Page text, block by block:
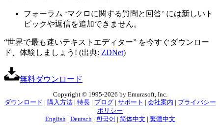
フォーラム ‘マクロに関する質問と回答’ には新しいト
ピックや返信を追加できません。
“世界で最も速いテキストエディター” を今すぐダウンロー
ド、体験しましょう! (出典: ZDNet)
無料ダウンロード
Copyright © 1995-2026 by Emurasoft, Inc.
ダウンロード
購入方法| 特長| ブログ| サポート 会社案内
プライバシー
ポリシー
English| Deutsch| 한국어 简体中文 繁體中文